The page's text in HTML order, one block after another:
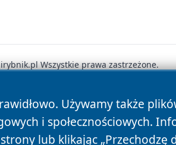
Używamy także
i społecznościowych.
lub klikając „Przechodzę
Wszystkie prawa zastrzeżone.
Prywatności Polityka